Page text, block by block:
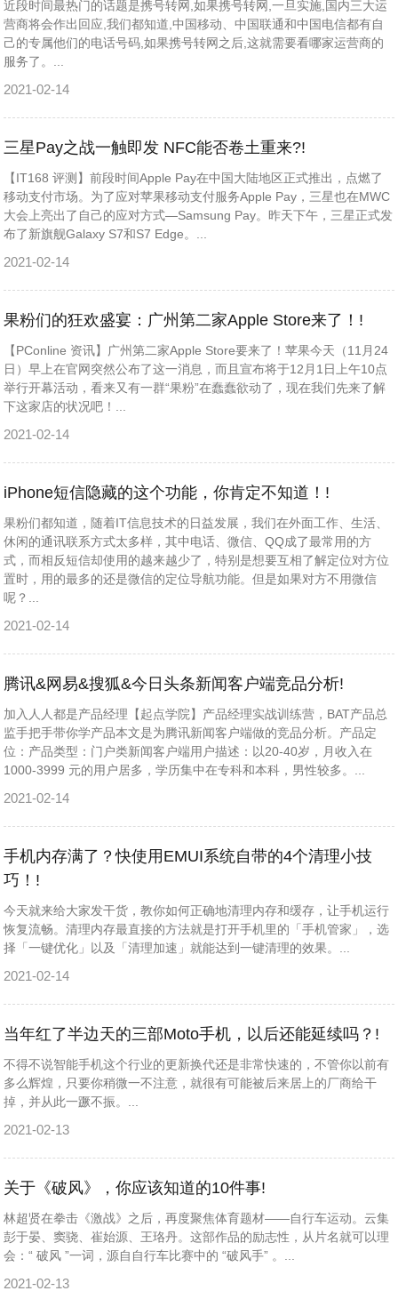
近段时间最热门的话题是携号转网,如果携号转网,一旦实施,国内三大运
营商将会作出回应,我们都知道,中国移动、中国联通和中国电信都有自
己的专属他们的电话号码,如果携号转网之后,这就需要看哪家运营商的
服务了。...
2021-02-14
三星Pay之战一触即发 NFC能否卷土重来?!
【IT168 评测】前段时间Apple Pay在中国大陆地区正式推出，点燃了
移动支付市场。为了应对苹果移动支付服务Apple Pay，三星也在MWC
大会上亮出了自己的应对方式—Samsung Pay。昨天下午，三星正式发
布了新旗舰Galaxy S7和S7 Edge。...
2021-02-14
果粉们的狂欢盛宴：广州第二家Apple Store来了！!
【PConline 资讯】广州第二家Apple Store要来了！苹果今天（11月24
日）早上在官网突然公布了这一消息，而且宣布将于12月1日上午10点
举行开幕活动，看来又有一群“果粉”在蠢蠢欲动了，现在我们先来了解
下这家店的状况吧！...
2021-02-14
iPhone短信隐藏的这个功能，你肯定不知道！!
果粉们都知道，随着IT信息技术的日益发展，我们在外面工作、生活、
休闲的通讯联系方式太多样，其中电话、微信、QQ成了最常用的方
式，而相反短信却使用的越来越少了，特别是想要互相了解定位对方位
置时，用的最多的还是微信的定位导航功能。但是如果对方不用微信
呢？...
2021-02-14
腾讯&网易&搜狐&今日头条新闻客户端竞品分析!
加入人人都是产品经理【起点学院】产品经理实战训练营，BAT产品总
监手把手带你学产品本文是为腾讯新闻客户端做的竞品分析。产品定
位：产品类型：门户类新闻客户端用户描述：以20-40岁，月收入在
1000-3999 元的用户居多，学历集中在专科和本科，男性较多。...
2021-02-14
手机内存满了？快使用EMUI系统自带的4个清理小技
巧！!
今天就来给大家发干货，教你如何正确地清理内存和缓存，让手机运行
恢复流畅。清理内存最直接的方法就是打开手机里的「手机管家」，选
择「一键优化」以及「清理加速」就能达到一键清理的效果。...
2021-02-14
当年红了半边天的三部Moto手机，以后还能延续吗？!
不得不说智能手机这个行业的更新换代还是非常快速的，不管你以前有
多么辉煌，只要你稍微一不注意，就很有可能被后来居上的厂商给干
掉，并从此一蹶不振。...
2021-02-13
关于《破风》，你应该知道的10件事!
林超贤在拳击《激战》之后，再度聚焦体育题材——自行车运动。云集
彭于晏、窦骁、崔始源、王珞丹。这部作品的励志性，从片名就可以理
会：“ 破风 ”一词，源自自行车比赛中的 “破风手” 。...
2021-02-13